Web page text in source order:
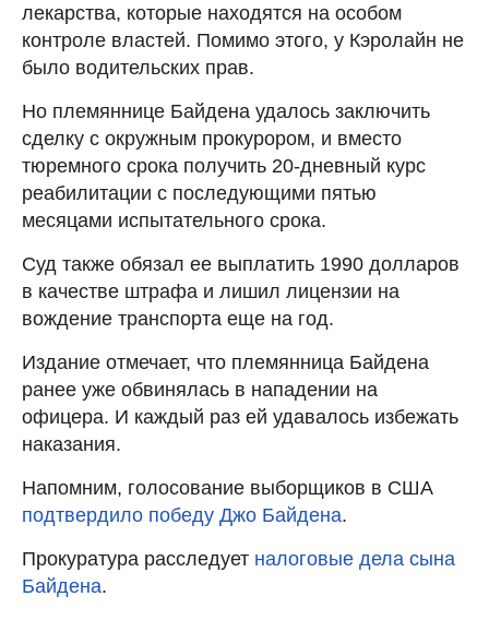
лекарства, которые находятся на особом
контроле властей. Помимо этого, у Кэролайн не
было водительских прав.
Но племяннице Байдена удалось заключить
сделку с окружным прокурором, и вместо
тюремного срока получить 20-дневный курс
реабилитации с последующими пятью
месяцами испытательного срока.
Суд также обязал ее выплатить 1990 долларов
в качестве штрафа и лишил лицензии на
вождение транспорта еще на год.
Издание отмечает, что племянница Байдена
ранее уже обвинялась в нападении на
офицера. И каждый раз ей удавалось избежать
наказания.
Напомним, голосование выборщиков в США
подтвердило победу Джо Байдена.
Прокуратура расследует налоговые дела сына
Байдена.